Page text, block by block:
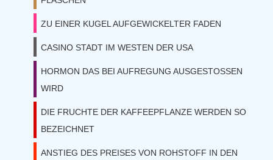
ZU EINER KUGEL AUFGEWICKELTER FADEN
CASINO STADT IM WESTEN DER USA
HORMON DAS BEI AUFREGUNG AUSGESTOSSEN
WIRD
DIE FRUCHTE DER KAFFEEPFLANZE WERDEN SO
BEZEICHNET
ANSTIEG DES PREISES VON ROHSTOFF IN DEN